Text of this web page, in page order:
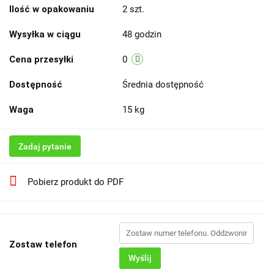
Ilość w opakowaniu 2 szt.
Wysyłka w ciągu 48 godzin
Cena przesyłki 0
Dostępność Średnia dostępność
Waga 15 kg
Zadaj pytanie
Pobierz produkt do PDF
Zostaw telefon
Wyślij